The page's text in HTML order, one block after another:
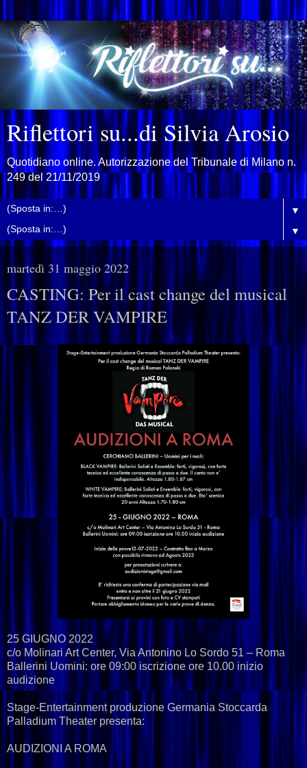
Riflettori su...di Silvia Arosio
Quotidiano online. Autorizzazione del Tribunale di Milano n.
249 del 21/11/2019
▼
▼
martedì 31 maggio 2022
CASTING: Per il cast change del musical
TANZ DER VAMPIRE
25 GIUGNO 2022
c/o Molinari Art Center, Via Antonino Lo Sordo 51 – Roma
Ballerini Uomini: ore 09:00 iscrizione ore 10.00 inizio
audizione
Stage-Entertainment produzione Germania Stoccarda
Palladium Theater presenta:
AUDIZIONI A ROMA